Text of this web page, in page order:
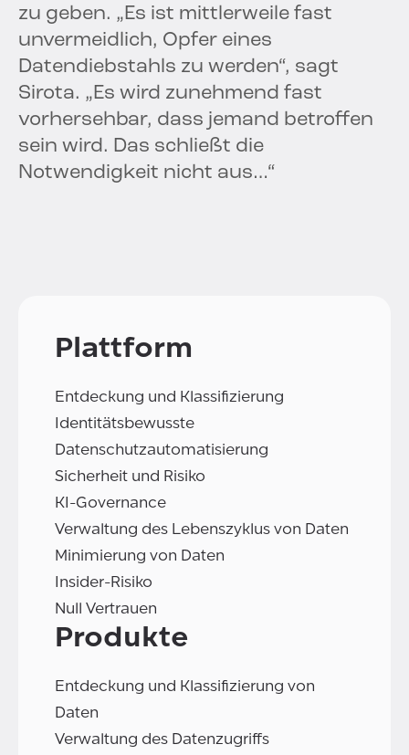
zu geben. „Es ist mittlerweile fast
unvermeidlich, Opfer eines
Datendiebstahls zu werden“, sagt
Sirota. „Es wird zunehmend fast
vorhersehbar, dass jemand betroffen
sein wird. Das schließt die
Notwendigkeit nicht aus…“
Plattform
Entdeckung und Klassifizierung
Identitätsbewusste
Datenschutzautomatisierung
Sicherheit und Risiko
KI-Governance
Verwaltung des Lebenszyklus von Daten
Minimierung von Daten
Insider-Risiko
Null Vertrauen
Produkte
Entdeckung und Klassifizierung von
Daten
Verwaltung des Datenzugriffs